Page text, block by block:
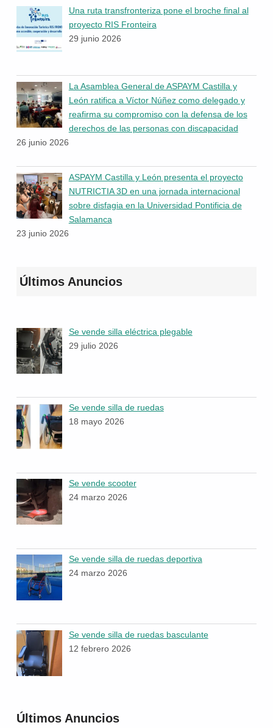
Una ruta transfronteriza pone el broche final al
proyecto RIS Fronteira
29 junio 2026
La Asamblea General de ASPAYM Castilla y
León ratifica a Víctor Núñez como delegado y
reafirma su compromiso con la defensa de los
derechos de las personas con discapacidad
26 junio 2026
ASPAYM Castilla y León presenta el proyecto
NUTRICTIA 3D en una jornada internacional
sobre disfagia en la Universidad Pontificia de
Salamanca
23 junio 2026
Últimos Anuncios
Se vende silla eléctrica plegable
29 julio 2026
Se vende silla de ruedas
18 mayo 2026
Se vende scooter
24 marzo 2026
Se vende silla de ruedas deportiva
24 marzo 2026
Se vende silla de ruedas basculante
12 febrero 2026
Últimos Anuncios